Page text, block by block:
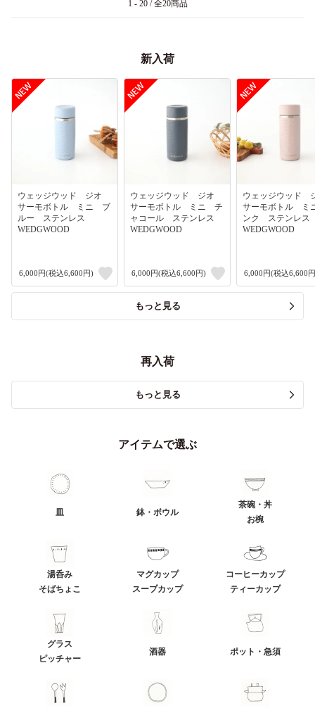
1 - 20 / 全20商品
新入荷
ウェッジウッド ジオ
サーモボトル ミニ ブ
ルー ステンレス
WEDGWOOD
6,000円(税込6,600円)
ウェッジウッド ジオ
サーモボトル ミニ チ
ャコール ステンレス
WEDGWOOD
6,000円(税込6,600円)
ウェッジウッド
サーモボトル
ンク ステンレ
WEDGWOOD
6,000円(税込6,600
もっと見る
再入荷
もっと見る
アイテムで選ぶ
皿 鉢・ボウル
茶碗・丼
お椀
湯呑み
そばちょこ
マグカップ
スープカップ
コーヒーカップ
ティーカップ
グラス
ピッチャー
酒器 ポット・急須